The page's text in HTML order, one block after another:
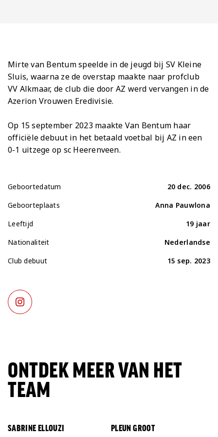
Mirte van Bentum speelde in de jeugd bij SV Kleine
Sluis, waarna ze de overstap maakte naar profclub
VV Alkmaar, de club die door AZ werd vervangen in de
Azerion Vrouwen Eredivisie.
Op 15 september 2023 maakte Van Bentum haar
officiële debuut in het betaald voetbal bij AZ in een
0-1 uitzege op sc Heerenveen.
Geboortedatum
20 dec. 2006
Geboorteplaats
Anna Pauwlona
Leeftijd
19 jaar
Nationaliteit
Nederlandse
Club debuut
15 sep. 2023
ONTDEK MEER VAN HET
TEAM
SABRINE ELLOUZI PLEUN GROOT